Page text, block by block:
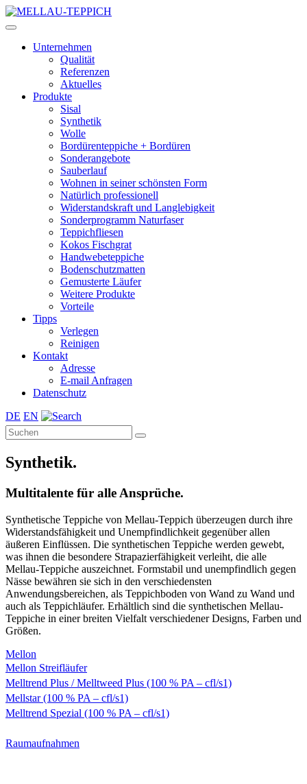
Unternehmen
Qualität
Referenzen
Aktuelles
Produkte
Sisal
Synthetik
Wolle
Bordürenteppiche + Bordüren
Sonderangebote
Sauberlauf
Wohnen in seiner schönsten Form
Natürlich professionell
Widerstandskraft und Langlebigkeit
Sonderprogramm Naturfaser
Teppichfliesen
Kokos Fischgrat
Handwebeteppiche
Bodenschutzmatten
Gemusterte Läufer
Weitere Produkte
Vorteile
Tipps
Verlegen
Reinigen
Kontakt
Adresse
E-mail Anfragen
Datenschutz
DE EN
Synthetik.
Multitalente für alle Ansprüche.
Synthetische Teppiche von Mellau-Teppich überzeugen durch ihre
Widerstandsfähigkeit und Unempfindlichkeit gegenüber allen
äußeren Einflüssen. Die synthetischen Teppiche werden gewebt,
was ihnen die besondere Strapazierfähigkeit verleiht, die alle
Mellau-Teppiche auszeichnet. Formstabil und unempfindlich gegen
Nässe bewähren sie sich in den verschiedensten
Anwendungsbereichen, als Teppichboden von Wand zu Wand und
auch als Teppichläufer. Erhältlich sind die synthetischen Mellau-
Teppiche in einer breiten Vielfalt verschiedener Designs, Farben und
Größen.
Mellon
Mellon Streifläufer
Melltrend Plus / Melltweed Plus (100 % PA – cfl/s1)
Mellstar (100 % PA – cfl/s1)
Melltrend Spezial (100 % PA – cfl/s1)
Raumaufnahmen